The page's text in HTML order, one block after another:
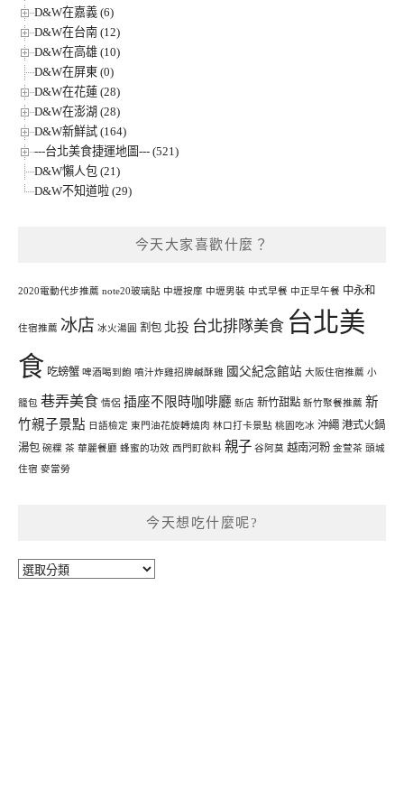
D&W在嘉義 (6)
D&W在台南 (12)
D&W在高雄 (10)
D&W在屏東 (0)
D&W在花蓮 (28)
D&W在澎湖 (28)
D&W新鮮試 (164)
---台北美食捷運地圖--- (521)
D&W懶人包 (21)
D&W不知道啦 (29)
今天大家喜歡什麼？
2020電動代步推薦 note20玻璃貼 中壢按摩 中壢男裝 中式早餐 中正早午餐 中永和
住宿推薦 冰店 冰火湯圓 割包 北投 台北排隊美食 台北美
食 吃螃蟹 啤酒喝到飽 噴汁炸雞招牌鹹酥雞 國父紀念館站 大阪住宿推薦 小
籠包 巷弄美食 情侶 插座不限時咖啡廳 新店 新竹甜點 新竹聚餐推薦 新
竹親子景點 日語檢定 東門油花旋轉燒肉 林口打卡景點 桃園吃冰 沖繩 港式火鍋
湯包 碗粿 茶 華麗餐廳 蜂蜜的功效 西門町飲料 親子 谷阿莫 越南河粉 金萱茶 頭城
住宿 麥當勞
今天想吃什麼呢?
今